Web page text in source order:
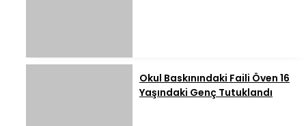
Okul Baskınındaki Faili Öven 16
Yaşındaki Genç Tutuklandı